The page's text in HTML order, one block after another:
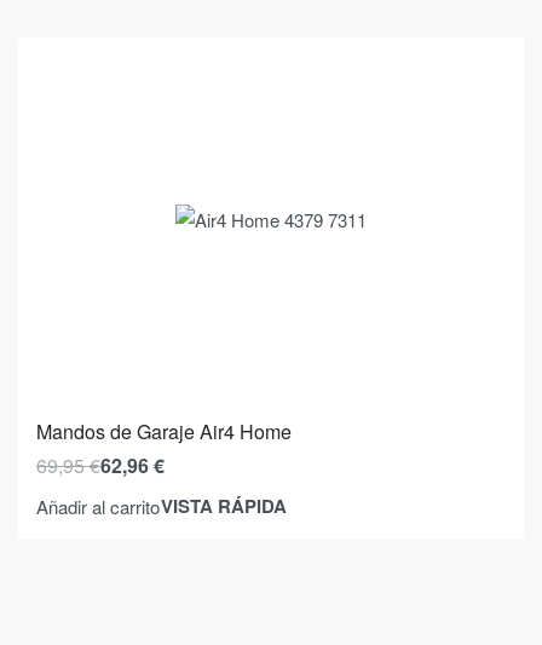
Mandos de Garaje Air4 Home
69,95€62,96€
Añadir al carritoVISTA RÁPIDA